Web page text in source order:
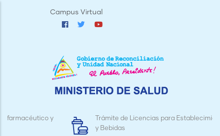
Campus Virtual
Trámite de Licencias para Establecimientos de Alimentos